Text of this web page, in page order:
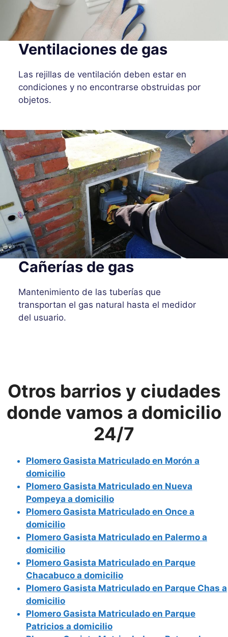
Ventilaciones de gas
Las rejillas de ventilación deben estar en
condiciones y no encontrarse obstruidas por
objetos.
Cañerías de gas
Mantenimiento de las tuberías que
transportan el gas natural hasta el medidor
del usuario.
Otros barrios y ciudades
donde vamos a domicilio
24/7
Plomero Gasista Matriculado en Morón a
domicilio
Plomero Gasista Matriculado en Nueva
Pompeya a domicilio
Plomero Gasista Matriculado en Once a
domicilio
Plomero Gasista Matriculado en Palermo a
domicilio
Plomero Gasista Matriculado en Parque
Chacabuco a domicilio
Plomero Gasista Matriculado en Parque Chas a
domicilio
Plomero Gasista Matriculado en Parque
Patricios a domicilio